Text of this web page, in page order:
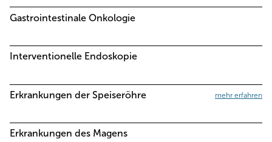
Gastrointestinale Onkologie
Interventionelle Endoskopie
Erkrankungen der Speiseröhre mehr erfahren
Erkrankungen des Magens